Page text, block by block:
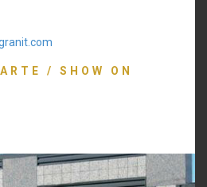
/ SHOW ON